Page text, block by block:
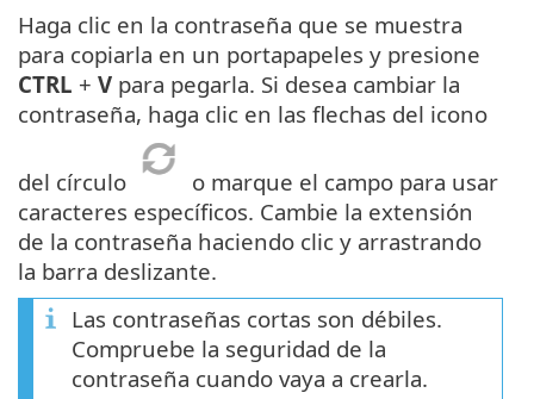
Haga clic en la contraseña que se muestra
para copiarla en un portapapeles y presione
CTRL + V para pegarla. Si desea cambiar la
contraseña, haga clic en las flechas del icono
del círculo
o marque el campo para usar
caracteres específicos. Cambie la extensión
de la contraseña haciendo clic y arrastrando
la barra deslizante.
Las contraseñas cortas son débiles.
Compruebe la seguridad de la
contraseña cuando vaya a crearla.